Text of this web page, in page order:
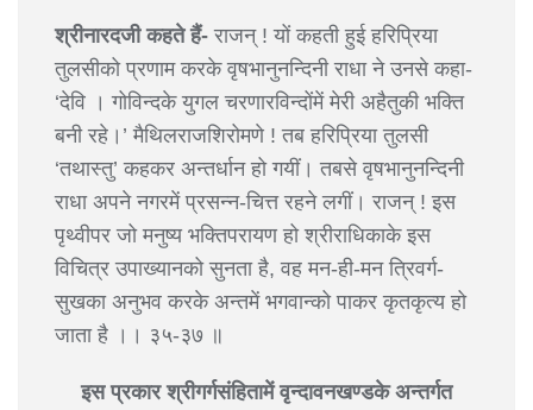
श्रीनारदजी कहते हैं- राजन् ! यों कहती हुई हरिप्रिया
तुलसीको प्रणाम करके वृषभानुनन्दिनी राधा ने उनसे कहा-
‘देवि । गोविन्दके युगल चरणारविन्दोंमें मेरी अहैतुकी भक्ति
बनी रहे।’ मैथिलराजशिरोमणे ! तब हरिप्रिया तुलसी
‘तथास्तु’ कहकर अन्तर्धान हो गयीं। तबसे वृषभानुनन्दिनी
राधा अपने नगरमें प्रसन्न-चित्त रहने लगीं। राजन् ! इस
पृथ्वीपर जो मनुष्य भक्तिपरायण हो श्रीराधिकाके इस
विचित्र उपाख्यानको सुनता है, वह मन-ही-मन त्रिवर्ग-
सुखका अनुभव करके अन्तमें भगवान्को पाकर कृतकृत्य हो
जाता है ।। ३५-३७ ॥
इस प्रकार श्रीगर्गसंहितामें वृन्दावनखण्डके अन्तर्गत